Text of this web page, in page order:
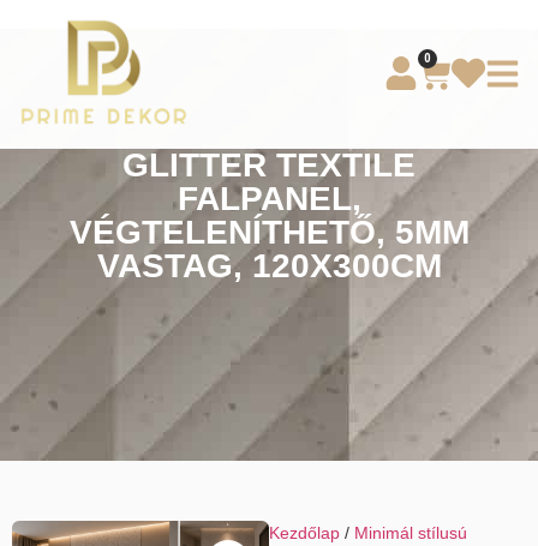
0
GLITTER TEXTILE
FALPANEL,
VÉGTELENÍTHETŐ, 5MM
VASTAG, 120X300CM
Kezdőlap / Minimál stílusú